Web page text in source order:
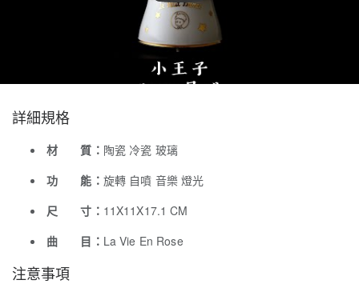
詳細規格
材 質： 陶瓷 冷瓷 玻璃
功 能： 旋轉 自噴 音樂 燈光
尺 寸： 11X11X17.1 CM
曲 目： La Vie En Rose
注意事項